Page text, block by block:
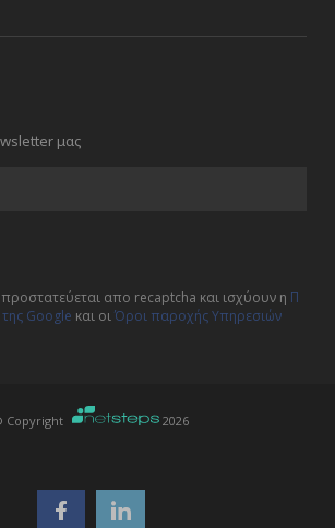
μας
απο recaptcha και ισχύουν η Π
Google και οιΌροι παροχής Υπηρεσιών
Copyright 2026